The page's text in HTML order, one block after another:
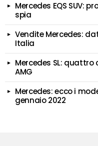
Mercedes EQS SUV:
spia
Vendite Mercedes:
Italia
Mercedes SL:
AMG
Mercedes: ecco i
gennaio 2022